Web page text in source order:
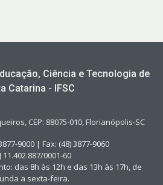
Ciência e Tecnologia de
Catarina - IFSC
CEP: 88075-010, Florianópolis-SC
9000 | Fax: (48) 3877-9060
11.402.887/0001-60
das 8h às 12h e das 13h às 17h, de
a sexta-feira.